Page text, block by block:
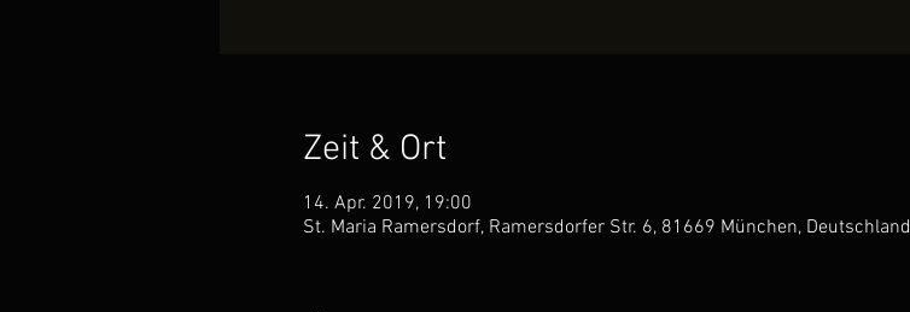
Zeit & Ort
14. Apr. 2019, 19:00
St. Maria Ramersdorf, Ramersdorfer Str. 6, 81669 München, Deutschland